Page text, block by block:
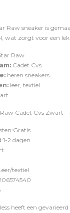
Raw sneaker is
wat zorgt voor een
Raw
Cadet Cvs
heren sneakers
leer, textiel
Cadet Cvs Zwart
2 dagen
textiel
heeft een